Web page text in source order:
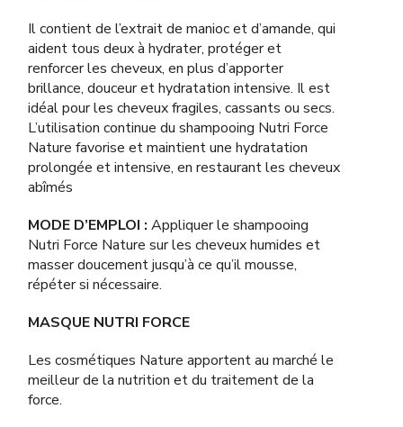
Il contient de l’extrait de manioc et d’amande, qui
aident tous deux à hydrater, protéger et
renforcer les cheveux, en plus d’apporter
brillance, douceur et hydratation intensive. Il est
idéal pour les cheveux fragiles, cassants ou secs.
L’utilisation continue du shampooing Nutri Force
Nature favorise et maintient une hydratation
prolongée et intensive, en restaurant les cheveux
abîmés
MODE D’EMPLOI : Appliquer le shampooing
Nutri Force Nature sur les cheveux humides et
masser doucement jusqu’à ce qu’il mousse,
répéter si nécessaire.
MASQUE NUTRI FORCE
Les cosmétiques Nature apportent au marché le
meilleur de la nutrition et du traitement de la
force.